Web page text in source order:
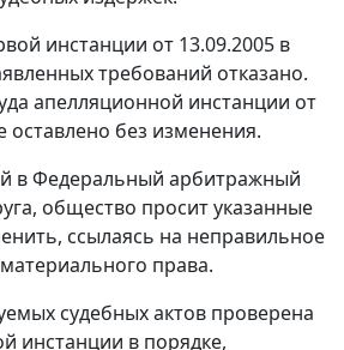
инстанции от 13.09.2005 в
требований отказано.
апелляционной инстанции от
оставлено без изменения.
в Федеральный арбитражный
общество просит указанные
ссылаясь на неправильное
права.
судебных актов проверена
инстанции в порядке,